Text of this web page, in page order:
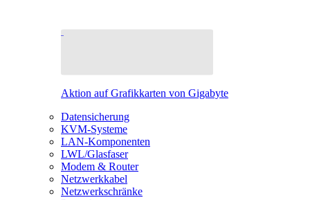
Aktion auf Grafikkarten von Gigabyte
Datensicherung
KVM-Systeme
LAN-Komponenten
LWL/Glasfaser
Modem & Router
Netzwerkkabel
Netzwerkschränke